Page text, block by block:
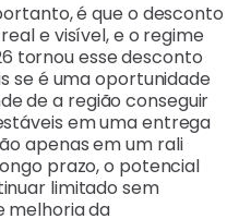
é que o desconto
e visível, e o regime
tornou esse desconto
se é uma oportunidade
de a região conseguir
em uma entrega
apenas em um rali
prazo, o potencial
limitado sem
melhoria da